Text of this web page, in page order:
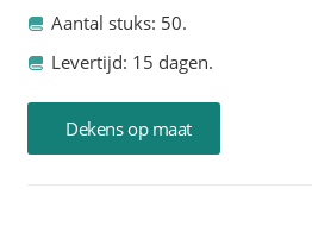
Aantal stuks: 50.
Levertijd: 15 dagen.
Dekens op maat